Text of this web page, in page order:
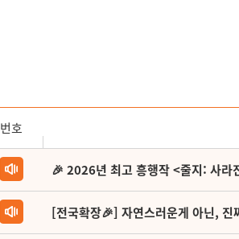
번호
🎉 2026년 최고 흥행작 <줄지: 사
[전국확장🎉] 자연스러운게 아닌, 진